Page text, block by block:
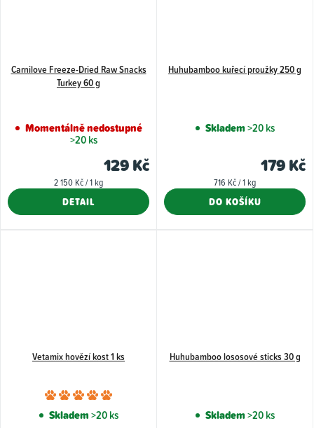
Carnilove Freeze-Dried Raw Snacks
Turkey 60 g
Momentálně nedostupné
>20 ks
129 Kč
Měrná
2 150 Kč / 1 kg
DETAIL
Huhubamboo kuřecí proužky 250 g
Skladem>20 ks
179 Kč
Měrná
716 Kč / 1 kg
DO KOŠÍKU
Vetamix hovězí kost 1 ks
Průměrné
hodnocení
Skladem>20 ks
Huhubamboo lososové sticks 30 g
Skladem>20 ks